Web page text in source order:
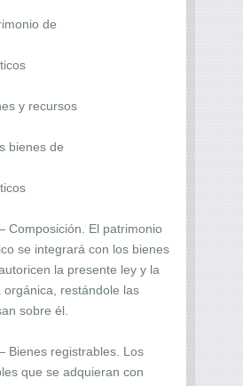
de
y recursos
bienes de
Composición. El patrimonio
se integrará con los bienes
la presente ley y la
orgánica, restándole las
sobre él.
Bienes registrables. Los
que se adquieran con